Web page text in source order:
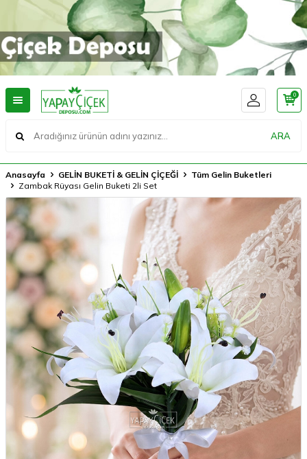
ARA
0
Anasayfa GELİN BUKETİ & GELİN ÇİÇEĞİ
Tüm Gelin Buketleri
Zambak Rüyası Gelin Buketi 2li Set